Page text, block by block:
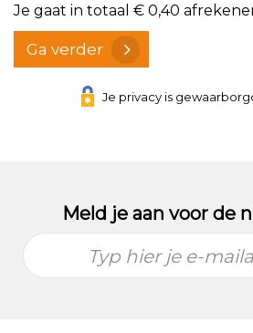
Je gaat in totaal € 0,40
Ga verder
Je privacy is
Meld je aan voor de
Typ hier je e-